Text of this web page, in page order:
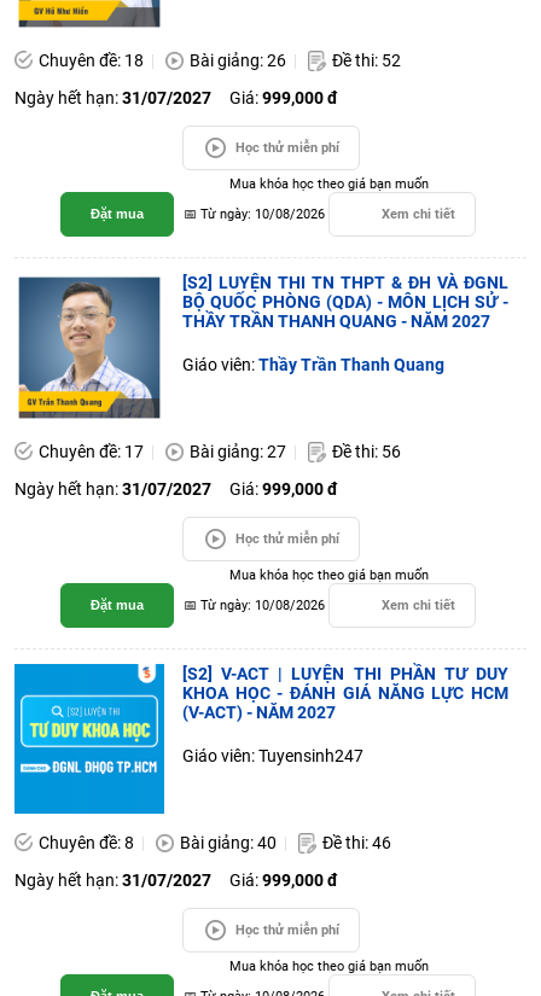
Chuyên đề: 18 Bài giảng: 26
Đề thi: 52
Ngày hết hạn:31/07/2027 Giá:999,000 đ
Học thử miễn phí
Đặt mua
Mua khóa học theo giá bạn muốn
📅 Từ ngày: 10/08/2026
Xem chi tiết
[S2] LUYỆN THI TN THPT & ĐH VÀ ĐGNL
BỘ QUỐC PHÒNG (QDA) - MÔN LỊCH SỬ -
THẦY TRẦN THANH QUANG - NĂM 2027
Giáo viên:Thầy Trần Thanh Quang
Chuyên đề: 17 Bài giảng: 27
Đề thi: 56
Ngày hết hạn:31/07/2027 Giá:999,000 đ
Học thử miễn phí
Đặt mua
Mua khóa học theo giá bạn muốn
📅 Từ ngày: 10/08/2026
Xem chi tiết
[S2] V-ACT | LUYỆN THI PHẦN TƯ DUY
KHOA HỌC - ĐÁNH GIÁ NĂNG LỰC HCM
(V-ACT) - NĂM 2027
Giáo viên: Tuyensinh247
Chuyên đề: 8 Bài giảng: 40
Đề thi: 46
Ngày hết hạn:31/07/2027 Giá:999,000 đ
Học thử miễn phí
Mua khóa học theo giá bạn muốn